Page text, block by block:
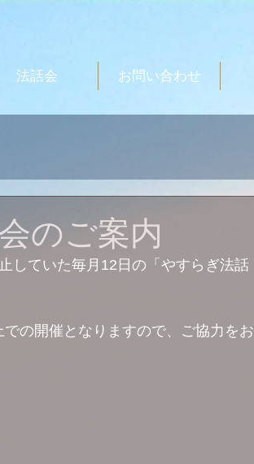
法話会 お問い合わせ
のご案内
していた毎月12日の「やすらぎ法話
の開催となりますので、ご協力をお